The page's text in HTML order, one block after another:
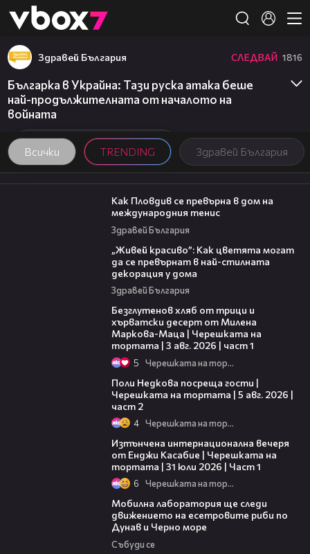
👾
Всички TRENDING Здравей България
Здравей България СЛЕДВАЙ 1816
Българка в Украйна: Тази руска атака беше
най-продължителната от началото на
войната
03:09
Как Пловдив се превърна в дом на
международния тенис
Здравей България
„Живей красиво”: Как цветята могат
да се превърнат в най-стилната
декорация у дома
Здравей България
Безглутенов хляб от трици и
хърватски десерт от Милена
Маркова-Маца | Черешката на
тортата | 3 авг. 2026 | част 1
5 Черешката на тортата
Поли Недкова посреща гости |
Черешката на тортата | 5 авг. 2026 |
част 2
4 Черешката на тортата
Изтънчена интернационална вечеря
от Енджи Касабие | Черешката на
тортата | 31 юли 2026 | Част 1
6 Черешката на тортата
Мобилна лаборатория ще следи
движението на есетровите риби по
Дунав и Черно море
Събуди се